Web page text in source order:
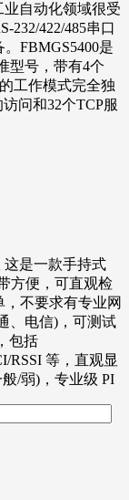
业自动化领域很受
232/422/485串口
FBMGS5400是
型号，带有4个
工作模式完全独
问和32个TCP服
这是一款手持式
方便，可直观检
不要求有专业网
、电信)，可测试
包括
RSSI 等，直观显
/弱)，专业级 PI